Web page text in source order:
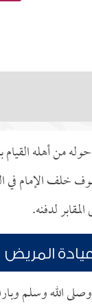
من أهله
الإمام في
لدفنه.
المريض
وصلى الله وسلم